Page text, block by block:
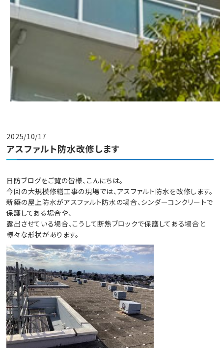
2025/10/17
アスファルト防水改修します
日防ブログをご覧の皆様、こんにちは。
今回の大規模修繕工事の現場では、アスファルト防水を改修します。
新築の屋上防水がアスファルト防水の場合、シンダーコンクリートで
保護してある場合や、
露出させている場合、こうして断熱ブロックで保護してある場合と
様々な形状があります。